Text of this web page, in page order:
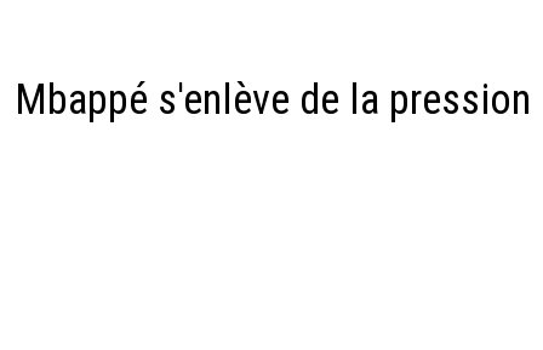
Mbappé s'enlève de la pression